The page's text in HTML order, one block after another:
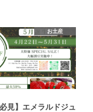
お土産
見】エメラルドジュ